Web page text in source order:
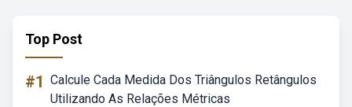
Top Post
#1 Calcule Cada Medida Dos Triângulos Retângulos
Utilizando As Relações Métricas